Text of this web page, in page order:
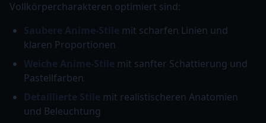
Vollkörpercharakteren optimiert sind:
Saubere Anime-Stile mit scharfen Linien und
klaren Proportionen
Weiche Anime-Stile mit sanfter Schattierung und
Pastellfarben
Detaillierte Stile mit realistischeren Anatomien
und Beleuchtung